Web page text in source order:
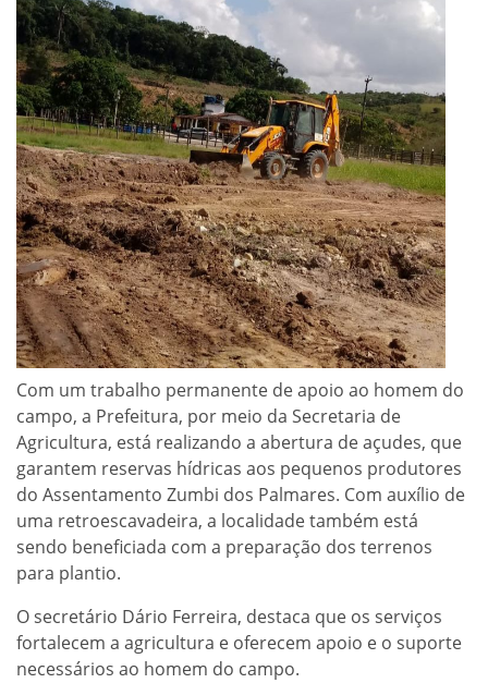
Com um trabalho permanente de apoio ao homem do
campo, a Prefeitura, por meio da Secretaria de
Agricultura, está realizando a abertura de açudes, que
garantem reservas hídricas aos pequenos produtores
do Assentamento Zumbi dos Palmares. Com auxílio de
uma retroescavadeira, a localidade também está
sendo beneficiada com a preparação dos terrenos
para plantio.
O secretário Dário Ferreira, destaca que os serviços
fortalecem a agricultura e oferecem apoio e o suporte
necessários ao homem do campo.